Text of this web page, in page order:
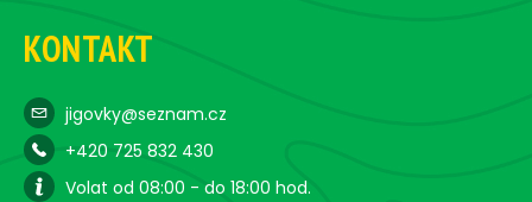
KONTAKT
jigovky@seznam.cz
+420 725 832 430
Volat od 08:00 - do 18:00 hod.